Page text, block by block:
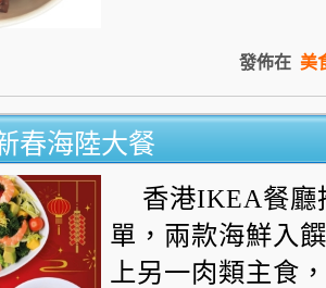
發佈在 美
春海陸大餐
香港IKEA餐廳
單，兩款海鮮入
上另一肉類主食